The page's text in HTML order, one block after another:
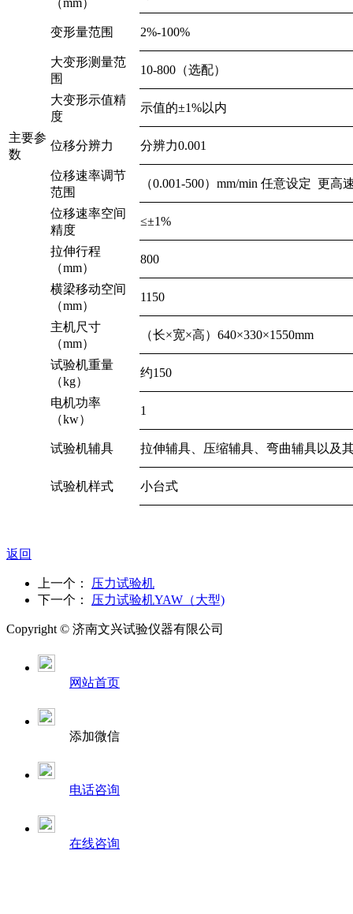
主要参
数
变形量范围 2%-100%
大变形测量范
围
10-800（选配）
大变形示值精
度
示值的±1%以内
位移分辨力 分辨力0.001
位移速率调节
范围
（0.001-500）mm/min 任意设定 更高
位移速率空间
精度
≤±1%
拉伸行程
（mm）
800
横梁移动空间
（mm）
1150
主机尺寸
（mm）
（长×宽×高）640×330×1550mm
试验机重量
（kg）
约150
电机功率
（kw）
1
试验机辅具 拉伸辅具、压缩辅具、弯曲辅具以及
试验机样式 小台式
返回
上一个： 压力试验机
下一个： 压力试验机YAW（大型)
Copyright © 济南文兴试验仪器有限公司
网站首页
添加微信
电话咨询
在线咨询